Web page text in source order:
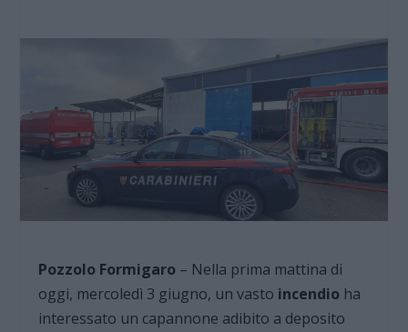
Pozzolo Formigaro – Nella prima mattina di
oggi, mercoledì 3 giugno, un vasto incendio ha
interessato un capannone adibito a deposito